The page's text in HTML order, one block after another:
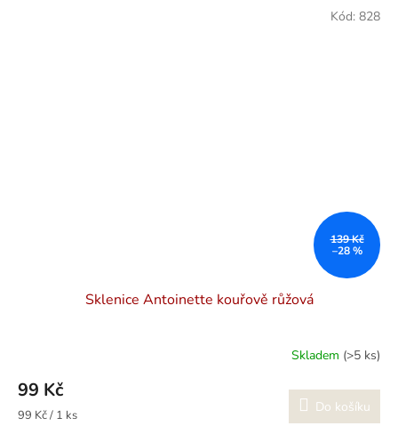
139 Kč
–28 %
Sklenice Antoinette kouřově růžová
Skladem (>5 ks)
99 Kč
Měrná
99 Kč / 1 ks Do košíku
Kód: 828